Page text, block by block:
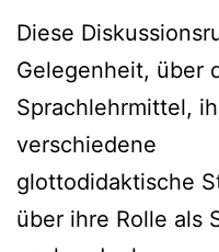
Diese
Gelegenheit, über
Sprachlehrmittel,
verschiedene
glottodidaktische
über ihre Rolle als